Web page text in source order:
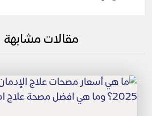
مقالات مشابهة